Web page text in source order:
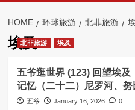
HOME 环球旅游 北非旅游
埃及
北非旅游 埃及
五爷逛世界 (123) 回望埃
记忆（二十二）尼罗河、
五爷 January 16, 2026 0